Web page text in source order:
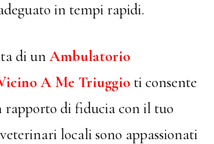
in tempi rapidi.
di unAmbulatorio
A Me Triuggioti consente
rapporto di fiducia con il tuo
locali sono appassionati